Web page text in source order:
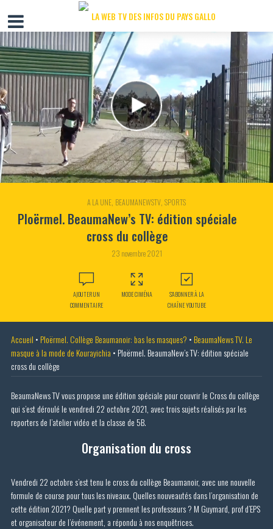
A LA UNE BEAUMANEWSTV SPORTS
Ploërmel. BeaumaNew’s TV: édition spéciale
cross du collège
23 novembre 2021
AJOUTER UN
COMMENTAIRE
MODE CIMÉNA
S'ABONNER À LA
CHAÎNE YOUTUBE
Accueil • Ploërmel. Collège Beaumanoir: bas les masques? • BeaumaNews TV. Le
masque à la mode de Kourayichia • Ploërmel. BeaumaNew’s TV: édition spéciale
cross du collège
BeaumaNews TV vous propose une édition spéciale pour couvrir le Cross du collège
qui s’est déroulé le vendredi 22 octobre 2021, avec trois sujets réalisés par les
reporters de l’atelier vidéo et la classe de 5B.
Organisation du cross
Vendredi 22 octobre s’est tenu le cross du collège Beaumanoir, avec une nouvelle
formule de course pour tous les niveaux. Quelles nouveautés dans l’organisation de
cette édition 2021? Quelle part y prennent les professeurs ? M Guymard, prof d’EPS
et organisateur de l’événement, a répondu à nos enquêtrices.